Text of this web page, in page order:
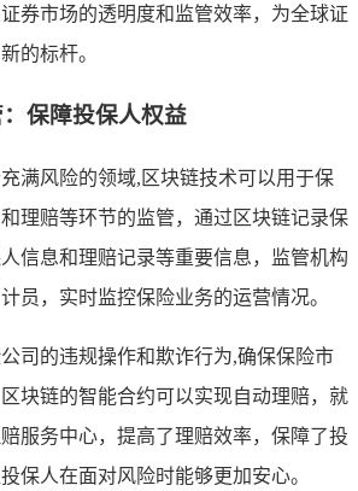
券市场的透明度和监管效率，为全球证
的标杆。
保障投保人权益
满风险的领域,区块链技术可以用于保
理赔等环节的监管，通过区块链记录保
信息和理赔记录等重要信息，监管机构
员，实时监控保险业务的运营情况。
司的违规操作和欺诈行为,确保保险市
块链的智能合约可以实现自动理赔，就
服务中心，提高了理赔效率，保障了投
保人在面对风险时能够更加安心。